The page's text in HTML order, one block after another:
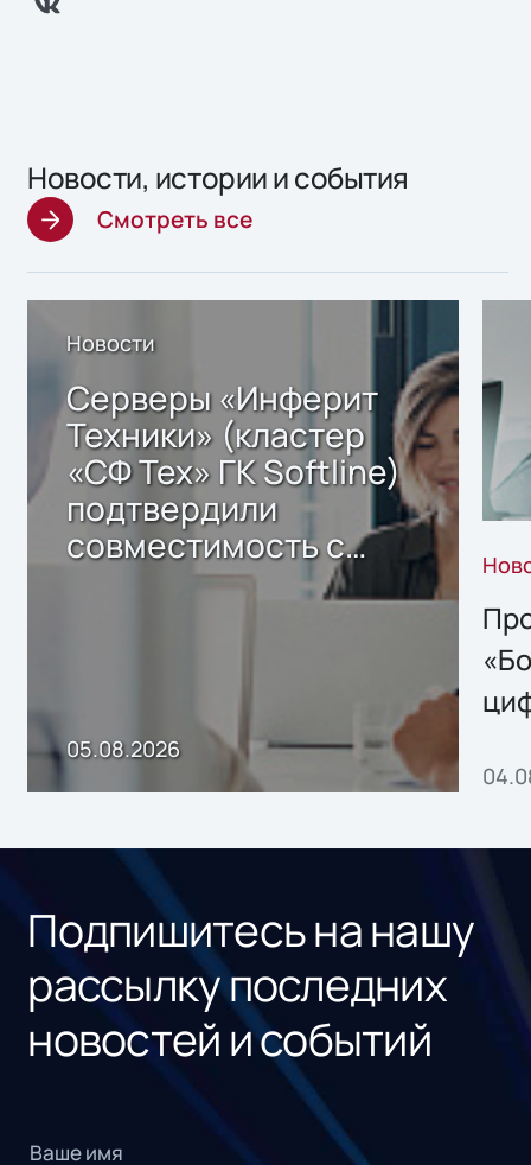
Новости, истории и события
Смотреть все
Новости
Серверы «Инферит
Техники» (кластер
«СФ Тех» ГК Softline)
подтвердили
совместимость с
решением Sharx
05.08.2026
Подпишитесь на нашу
рассылку последних
новостей и событий